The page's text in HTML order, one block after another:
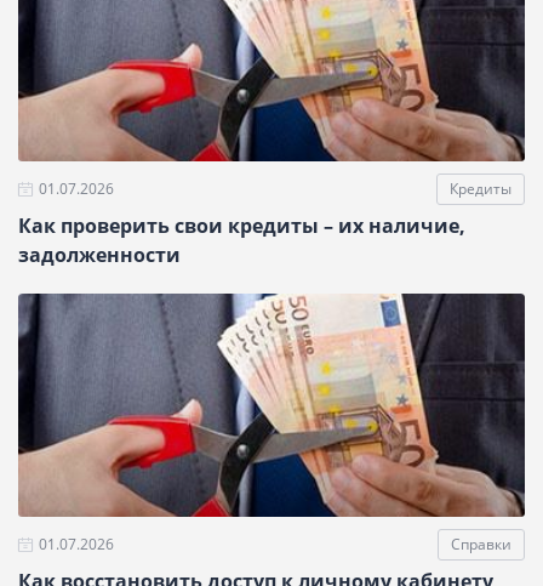
01.07.2026 Кредиты
Как проверить свои кредиты – их наличие,
задолженности
01.07.2026 Справки